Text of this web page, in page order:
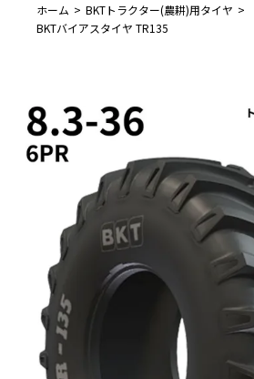
ホーム
BKTトラクター(農耕)用タイヤ
BKTバイアスタイヤ TR135